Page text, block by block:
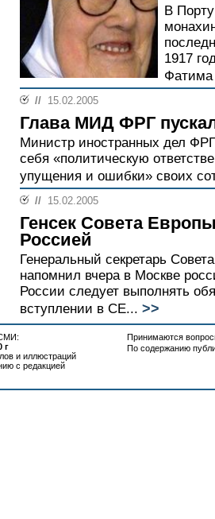
В
1917
// 15.02.2005
Глава МИД ФРГ
Министр иностранных дел
себя «политическую
упущения и ошибки» своих
// 15.02.2005
Генсек Совета
Россией
Генеральный секретарь
напомнил вчера в Москве
России следует выполнять
вступлении в СЕ... >>
г
и иллюстраций
с редакцией
Принимаются
По содержанию